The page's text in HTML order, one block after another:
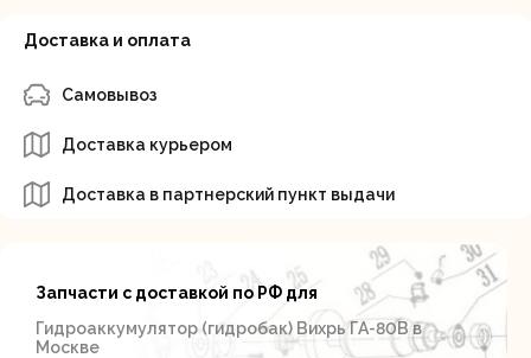
Доставка и оплата
Самовывоз
Доставка курьером
Доставка в партнерский пункт выдачи
Запчасти с доставкой по РФ для
Гидроаккумулятор (гидробак) Вихрь ГА-80В в
Москве